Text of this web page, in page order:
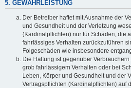
5. GEWÄHRLEISTUNG
Der Betreiber haftet mit Ausnahme der
und Gesundheit und der Verletzung
(Kardinalpflichten) nur für Schäden, die
fahrlässiges Verhalten zurückzuführen
Folgeschäden wie insbesondere
Die Haftung ist gegenüber
grob fahrlässigem Verhalten oder bei
Leben, Körper und Gesundheit und der
Vertragspflichten (Kardinalpflichten) auf